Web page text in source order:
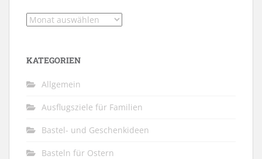
Archiv
KATEGORIEN
Allgemein
Ausflugsziele für Familien
Bastel- und Geschenkideen
Basteln für Ostern